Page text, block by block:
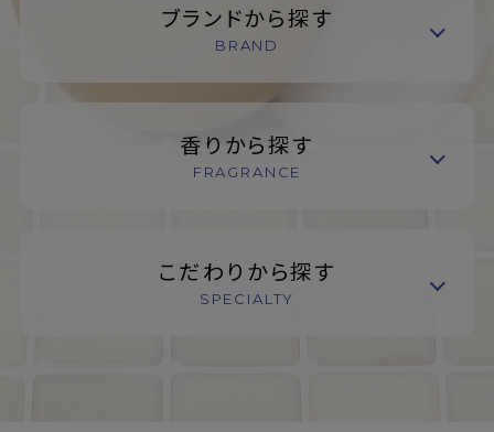
ブランドから探す
BRAND
香りから探す
FRAGRANCE
こだわりから探す
SPECIALTY